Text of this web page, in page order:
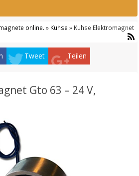
online. » Kuhse » Kuhse Elektromagnet
Tweet Teilen
Gto 63 – 24 V,